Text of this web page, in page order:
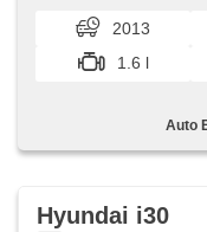
Taste, ABS, isofix,
Lichtsensor2013
1.6 l
Auto
Hyundai i30